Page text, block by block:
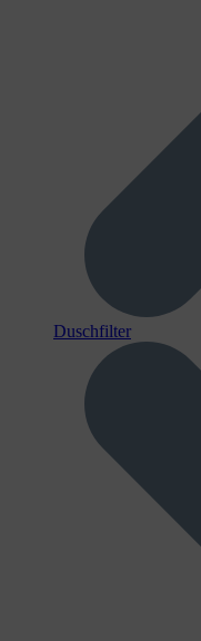
Duschfilter